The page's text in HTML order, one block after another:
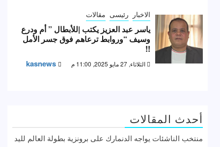
الاخبار رئيسى مقالات
ياسر عبد العزيز يكتب |للأبطال ” أم ودرع
وسيف “وروابط ترعاهم فوق جسر الأمل
!!
الثلاثاء, 27 مايو 2025, 11:00 م kasnews
أحدث المقالات
منتخب الناشئات يواجه الدنمارك على برونزية بطولة العالم لليد